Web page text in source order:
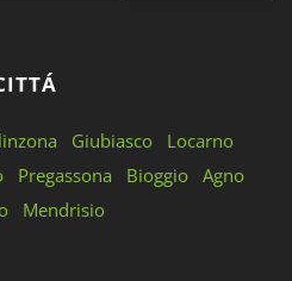
Giubiasco
Locarno
Pregassona Bioggio Agno
Mendrisio